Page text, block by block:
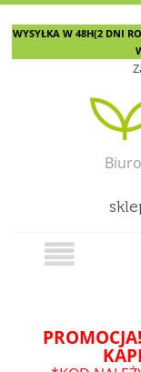
WYSYŁKA W 48H(2 DNI